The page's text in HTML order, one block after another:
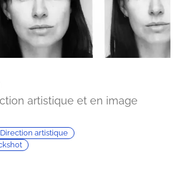
artistique et en image
Direction artistique